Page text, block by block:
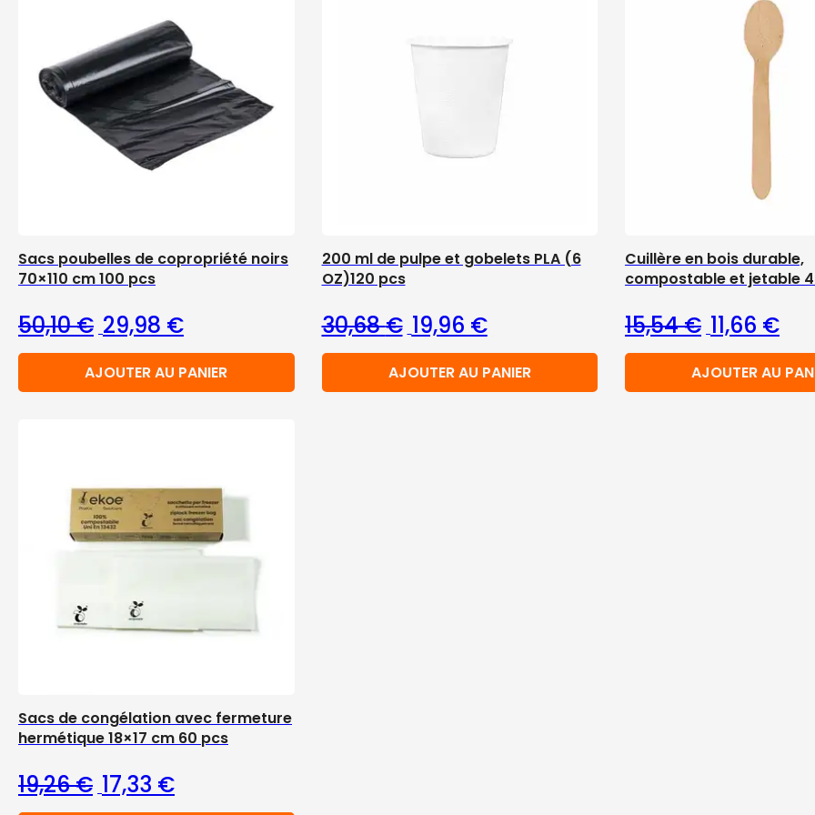
Sacs poubelles de copropriété noirs
70×110 cm 100 pcs
50,10€ Le prix initial était : 50,10 €.
29,98 €Le prix actuel est : 29,98 €.
AJOUTER AU PANIER
200 ml de pulpe et gobelets PLA (6
OZ)120 pcs
30,68€ Le prix initial était : 30,68 €.
19,96 €Le prix actuel est : 19,96 €.
AJOUTER AU PANIER
Cuillère en bois durable,
compostable et jetable
15,54€ Le prix
11,66 €Le
AJOUTER AU
Sacs de congélation avec fermeture
hermétique 18×17 cm 60 pcs
19,26€ Le prix initial était : 19,26 €.
17,33 €Le prix actuel est : 17,33 €.